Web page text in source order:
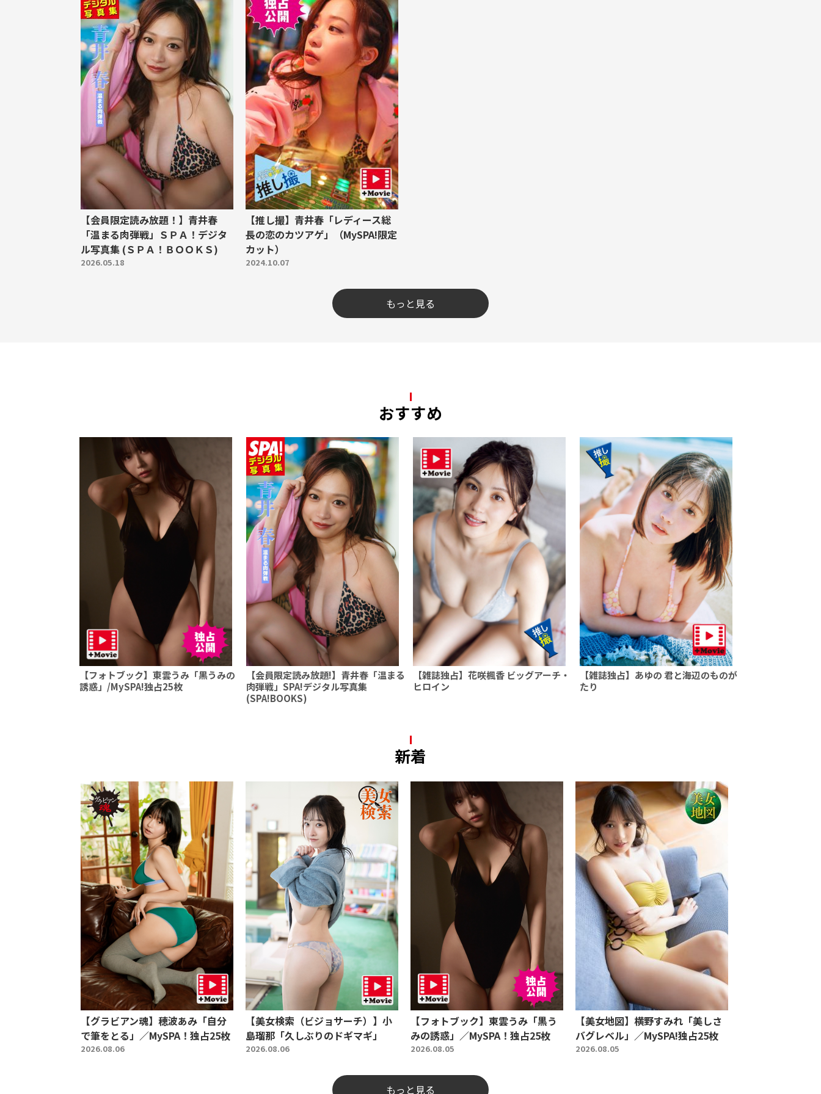
【会員限定読み放題！】青井春
「温まる肉弾戦」ＳＰＡ！デジタ
ル写真集 (ＳＰＡ！ＢＯＯＫＳ)
2026.05.18
【推し撮】青井春「レディース総
長の恋のカツアゲ」（MySPA!限定
カット）
2024.10.07
もっと見る
おすすめ
【フォトブック】東雲うみ「黒うみの
誘惑」/MySPA!独占25枚
【会員限定読み放題!】青井春「温まる
肉弾戦」SPA!デジタル写真集
(SPA!BOOKS)
【雑誌独占】花咲楓香 ビッグアーチ・
ヒロイン
【雑誌独占】あゆの 君と海辺のものが
たり
新着
【グラビアン魂】穂波あみ「自分
で筆をとる」／MySPA！独占25枚
2026.08.06
【美女検索（ビジョサーチ）】小
島瑠那「久しぶりのドギマギ」
2026.08.06
【フォトブック】東雲うみ「黒う
みの誘惑」／MySPA！独占25枚
2026.08.05
【美女地図】横野すみれ「美しさ
バグレベル」／MySPA!独占25枚
2026.08.05
もっと見る